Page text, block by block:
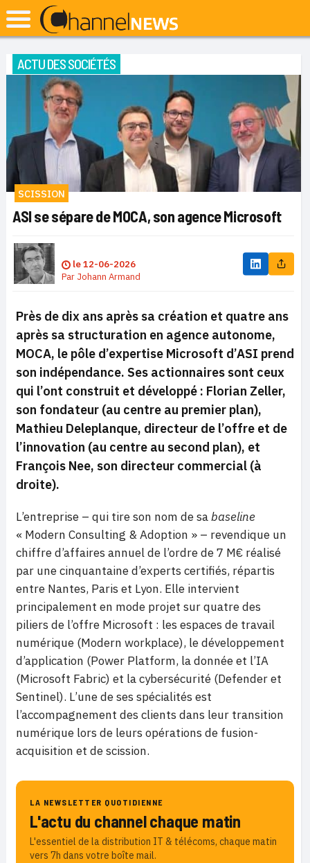
ACTU DES SOCIÉTÉS
SCISSION
ASI se sépare de MOCA, son agence Microsoft
le12-06-2026
Par Johann Armand
Près de dix ans après sa création et quatre ans
après sa structuration en agence autonome,
MOCA, le pôle d’expertise Microsoft d’ASI prend
son indépendance. Ses actionnaires sont ceux
qui l’ont construit et développé : Florian Zeller,
son fondateur (au centre au premier plan),
Mathieu Deleplanque, directeur de l’offre et de
l’innovation (au centre au second plan), et
François Nee, son directeur commercial (à
droite).
L’entreprise – qui tire son nom de sabaseline
« Modern Consulting & Adoption » – revendique un
chiffre d’affaires annuel de l’ordre de 7 M€ réalisé
par une cinquantaine d’experts certifiés, répartis
entre Nantes, Paris et Lyon. Elle intervient
principalement en mode projet sur quatre des
piliers de l’offre Microsoft : les espaces de travail
numérique (Modern workplace), le développement
d’application (Power Platform, la donnée et l’IA
(Microsoft Fabric) et la cybersécurité (Defender et
Sentinel). L’une de ses spécialités est
l’accompagnement des clients dans leur transition
numérique lors de leurs opérations de fusion-
acquisition et de scission.
LA NEWSLETTER QUOTIDIENNE
L'actu du channel chaque matin
L'essentiel de la distribution IT & télécoms, chaque matin
vers 7h dans votre boîte mail.